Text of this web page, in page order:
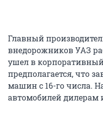
Главный
внедорожников УАЗ
ушел в
предполагается, что
машин с 16-го числа.
автомобилей дилерам